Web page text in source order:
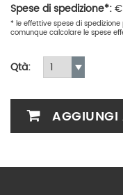
Spese di spedizione*:€
* le effettive spese di
comunque calcolare le spese
Qtà:
AGGIUNGI